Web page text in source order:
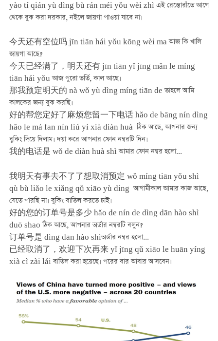
yào tí qián yù dìng bù rán méi yǒu wèi zhì এই রেস্তোরাঁতে আগে
থেকে বুক করা দরকার, নইলে জায়গা পাওয়া যাবে না।
今天还有空位吗 jīn tiān hái yǒu kōng wèi ma আজ কি খালি
জায়গা আছে?
今天已经满了，明天还有 jīn tiān yǐ jīng mǎn le míng
tiān hái yǒu আজ পুরো ভর্তি, কাল আছে।
那我预定明天的 nà wǒ yù dìng míng tiān de তাহলে আমি
কালকের জন্য বুক করছি।
好的帮您定好了麻烦您留一下电话 hǎo de bāng nín dìng
hǎo le má fan nín liú yí xià diàn huà ঠিক আছে, আপনার জন্য
বুকিং দিয়ে দিলাম। দয়া করে আপনার ফোন নম্বরটি দিন।
我的电话是 wǒ de diàn huà shì আমার ফোন নম্বর হলো...
我明天有事去不了了想取消预定 wǒ míng tiān yǒu shì
qù bù liǎo le xiǎng qǔ xiāo yù ding আগামীকাল আমার কাজ আছে,
যেতে পারছি না। বুকিং বাতিল করতে চাই।
好的您的订单号是多少 hǎo de nín de dìng dān hào shì
duō shao ঠিক আছে, আপনার অর্ডার নম্বরটি বলুন?
订单号是 dìng dān hào shìঅর্ডার নম্বর হলো...
已经取消了，欢迎下次再来 yǐ jīng qǔ xiāo le huān yíng
xià cì zài lái বাতিল করা হয়েছে। পরের বার আবার আসবেন।